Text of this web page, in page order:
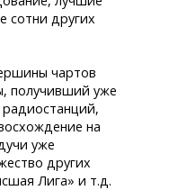
сотни других
чартов
получивший уже
на
уже
других
Лига» и т.д.